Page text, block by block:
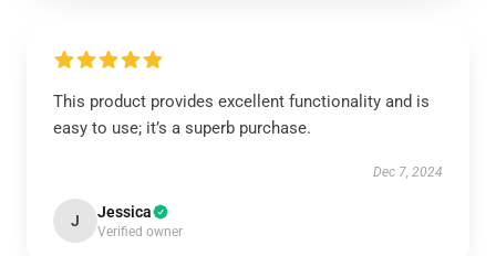
This product provides excellent functionality and is
easy to use; it’s a superb purchase.
Dec 7, 2024
J Jessica
Verified owner